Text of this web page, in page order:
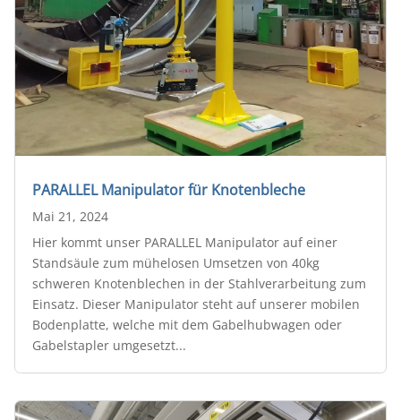
PARALLEL Manipulator für Knotenbleche
Mai 21, 2024
Hier kommt unser PARALLEL Manipulator auf einer
Standsäule zum mühelosen Umsetzen von 40kg
schweren Knotenblechen in der Stahlverarbeitung zum
Einsatz. Dieser Manipulator steht auf unserer mobilen
Bodenplatte, welche mit dem Gabelhubwagen oder
Gabelstapler umgesetzt...